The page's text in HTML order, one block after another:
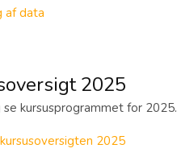
af data
2025
se kursusprogrammet for 2025.
2025